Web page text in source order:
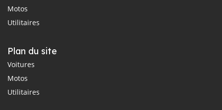
Motos
Utilitaires
Plan du site
Voitures
Motos
Utilitaires